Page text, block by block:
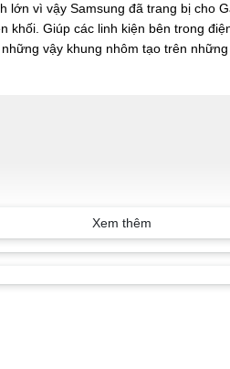
lớn vì vậy Samsung đã trang bị cho
khối. Giúp các linh kiện bên trong
vậy khung nhôm tạo trên
Xem thêm